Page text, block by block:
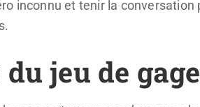
inconnu et tenir la conversation
jeu de